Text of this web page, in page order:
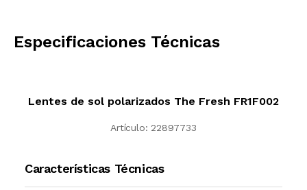
Especificaciones Técnicas
Lentes de sol polarizados The Fresh FR1F002
Artículo: 22897733
Características Técnicas